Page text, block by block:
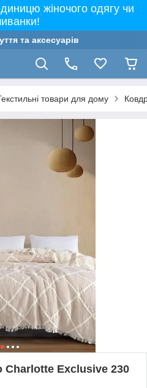
жіночого одягу чи
та аксесуарів
товари для дому
Charlotte Exclusive 230